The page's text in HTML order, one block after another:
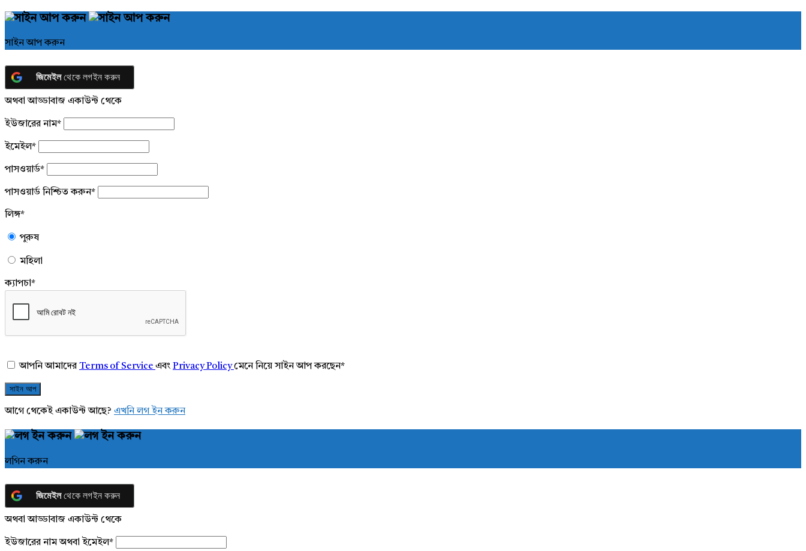
সাইন আপ করুন
জিমেইলথেকে লগইন করুন
অথবা আড্ডাবাজ একাউন্ট থেকে
ইউজারের নাম*
ইমেইল*
পাসওয়ার্ড*
পাসওয়ার্ড নিশ্চিত করুন*
লিঙ্গ*
পুরুষ
মহিলা
ক্যাপচা*
আপনি আমাদেরTerms of Service এবং Privacy Policyমেনে নিয়ে সাইন আপ করছেন*
আগে থেকেই একাউন্ট আছে? এখনি লগ ইন করুন
লগিন করুন
জিমেইলথেকে লগইন করুন
অথবা আড্ডাবাজ একাউন্ট থেকে
ইউজারের নাম অথবা ইমেইল*